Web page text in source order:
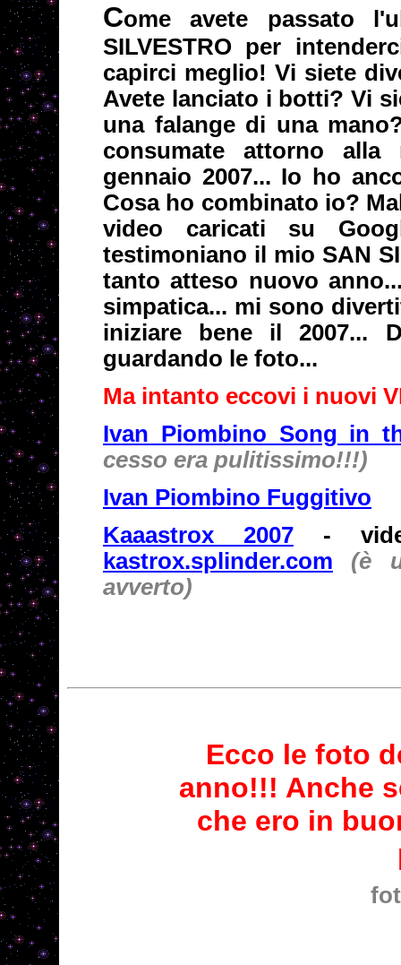
Come avete passato
SILVESTRO per
capirci meglio! Vi siete
Avete lanciato i botti? Vi
una falange di una
consumate attorno
gennaio 2007... Io ho
Cosa ho combinato io?
video caricati su
testimoniano il mio SAN
tanto atteso nuovo
simpatica... mi sono
iniziare bene il 2007...
guardando le foto...
Ma intanto eccovi i nuovi
Ivan Piombino Song in
cesso era pulitissimo!!!)
Ivan Piombino Fuggitivo
Kaaastrox 2007-
kastrox.splinder.com
(è
avverto)
Ecco le foto
anno!!! Anche
che ero in